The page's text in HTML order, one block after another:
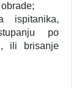
ispitanika,
po
ili brisanje